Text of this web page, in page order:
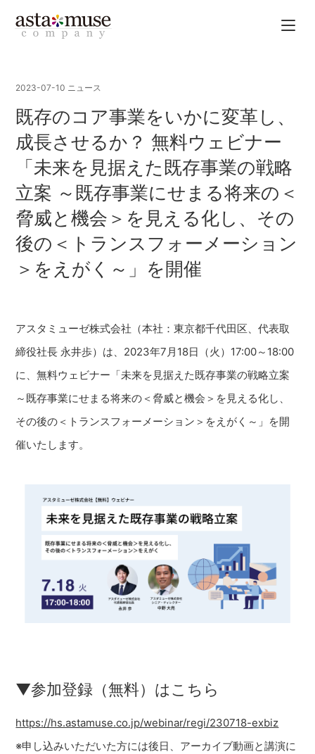
2023-07-10 ニュース
既存のコア事業をいかに変革し、
成長させるか？ 無料ウェビナー
「未来を見据えた既存事業の戦略
立案 ～既存事業にせまる将来の＜
脅威と機会＞を見える化し、その
後の＜トランスフォーメーション
＞をえがく～」を開催
アスタミューゼ株式会社（本社：東京都千代田区、代表取
締役社長 永井歩）は、2023年7月18日（火）17:00～18:00
に、無料ウェビナー「未来を見据えた既存事業の戦略立案
～既存事業にせまる将来の＜脅威と機会＞を見える化し、
その後の＜トランスフォーメーション＞をえがく～」を開
催いたします。
▼参加登録（無料）はこちら
https://hs.astamuse.co.jp/webinar/regi/230718-exbiz
※申し込みいただいた方には後日、アーカイブ動画と講演に